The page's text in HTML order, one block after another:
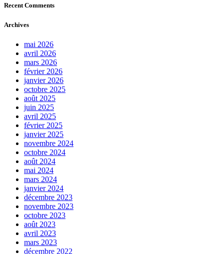
Recent Comments
Archives
mai 2026
avril 2026
mars 2026
février 2026
janvier 2026
octobre 2025
août 2025
juin 2025
avril 2025
février 2025
janvier 2025
novembre 2024
octobre 2024
août 2024
mai 2024
mars 2024
janvier 2024
décembre 2023
novembre 2023
octobre 2023
août 2023
avril 2023
mars 2023
décembre 2022